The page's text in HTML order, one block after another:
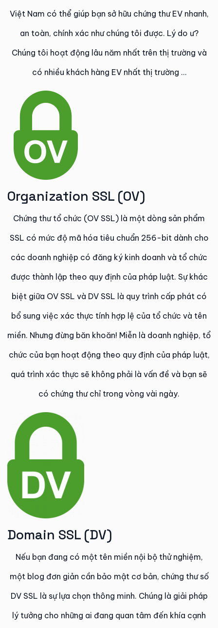
Việt Nam có thể giúp bạn sở hữu chứng thư EV nhanh,
an toàn, chính xác như chúng tôi được. Lý do ư?
Chúng tôi hoạt động lâu năm nhất trên thị trường và
có nhiều khách hàng EV nhất thị trường …
Organization SSL (OV)​
Chứng thư tổ chức (OV SSL) là một dòng sản phẩm
SSL có mức độ mã hóa tiêu chuẩn 256-bit dành cho
các doanh nghiệp có đăng ký kinh doanh và tổ chức
được thành lập theo quy định của pháp luật. Sự khác
biệt giữa OV SSL và DV SSL là quy trình cấp phát có
bổ sung việc xác thực tính hợp lệ của tổ chức và tên
miền. Nhưng đừng băn khoăn! Miễn là doanh nghiệp, tổ
chức của bạn hoạt động theo quy định của pháp luật,
quá trình xác thực sẽ không phải là vấn đề và bạn sẽ
có chứng thư chỉ trong vòng vài ngày.
Domain SSL (DV)​
Nếu bạn đang có một tên miền nội bộ thử nghiệm,
một blog đơn giản cần bảo mật cơ bản, chứng thư số
DV SSL là sự lựa chọn thông minh. Chúng là giải pháp
lý tưởng cho những ai đang quan tâm đến khía cạnh